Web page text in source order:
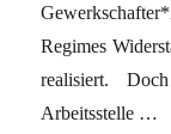
Regimes
realisiert.
Arbeitsstelle …